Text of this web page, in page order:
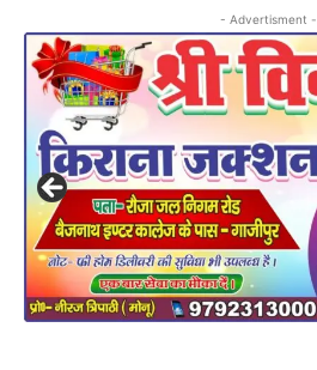
- Advertisment -